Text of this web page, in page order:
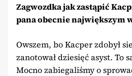
Zagwozdka jak zastąpić
pana obecnie największym
Owszem, bo Kacper zdobył
zanotował dziesięć asyst. To
Mocno zabiegaliśmy o